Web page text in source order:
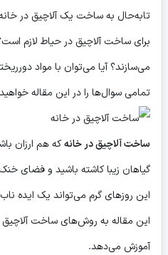
تابه‌حال به ساخت یک آلاچیق در
برای ساخت آلاچیق در حیاط لازم
می‌سازند؟ آیا می‌توان با مواد
تمامی سوال‌ها را در این مقاله
ساخت آلاچیق در خانهکه هم ارزان
گیاهان زیبا کاشته باشید و فضای
این روزهای گرم می‌تواند یک ایده ناب
این مقاله به روش‌های ساخت آلاچیق
آموزش می‌دهد.